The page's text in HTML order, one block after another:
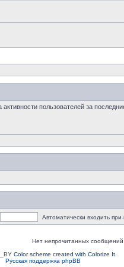
пользователей за
Автоматически входить
Нет непрочитанных сообщений
Color scheme created with Colorize It.
Русская поддержка phpBB